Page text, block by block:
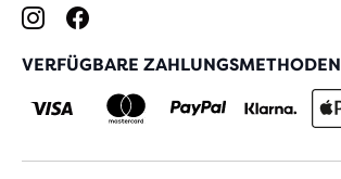
VERFÜGBARE ZAHLUNGSMETHODEN